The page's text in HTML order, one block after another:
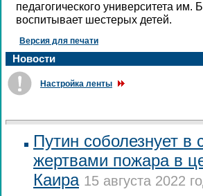
педагогического университета им.
воспитывает шестерых детей.
Версия для печати
Новости
Настройка ленты
Путин соболезнует в
жертвами пожара в
Каира 15 августа 2022